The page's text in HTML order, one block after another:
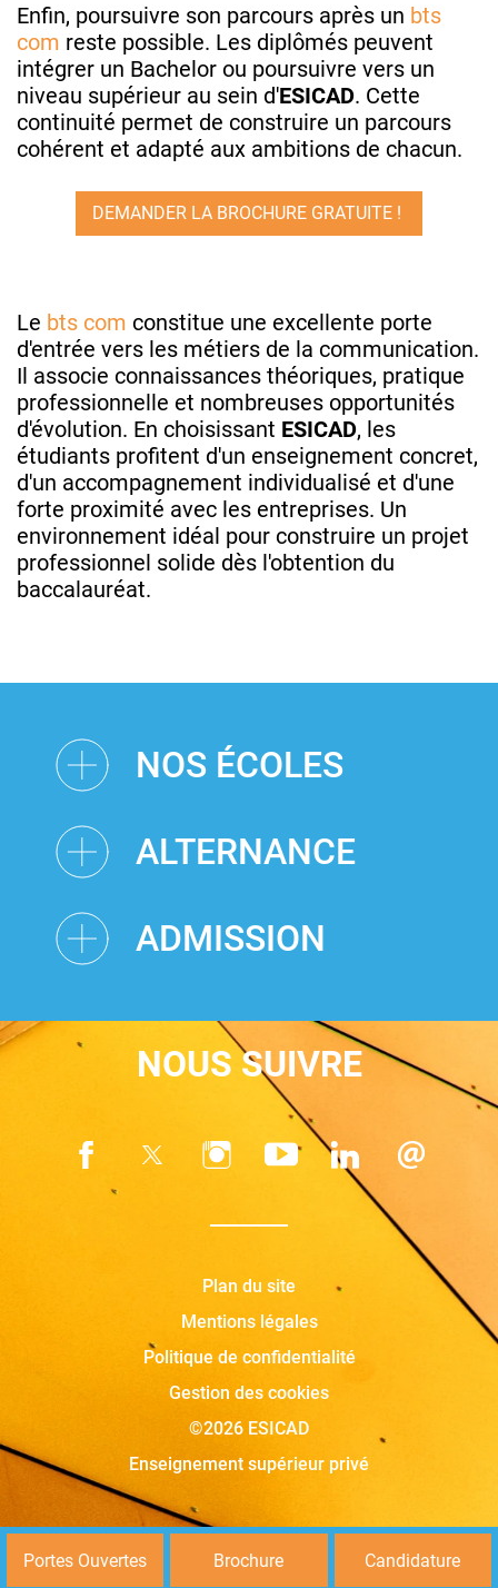
Enfin, poursuivre son parcours après un bts
com reste possible. Les diplômés peuvent
intégrer un Bachelor ou poursuivre vers un
niveau supérieur au sein d'ESICAD. Cette
continuité permet de construire un parcours
cohérent et adapté aux ambitions de chacun.
DEMANDER LA BROCHURE GRATUITE !
Le bts com constitue une excellente porte
d'entrée vers les métiers de la communication.
Il associe connaissances théoriques, pratique
professionnelle et nombreuses opportunités
d'évolution. En choisissant ESICAD, les
étudiants profitent d'un enseignement concret,
d'un accompagnement individualisé et d'une
forte proximité avec les entreprises. Un
environnement idéal pour construire un projet
professionnel solide dès l'obtention du
baccalauréat.
NOS ÉCOLES
ALTERNANCE
ADMISSION
NOUS SUIVRE
Plan du site
Mentions légales
Politique de confidentialité
Gestion des cookies
©2026 ESICAD
Enseignement supérieur privé
Portes Ouvertes Brochure Candidature